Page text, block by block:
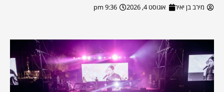
מירב בן יאיר אוגוסט 4, 2026 9:36 pm